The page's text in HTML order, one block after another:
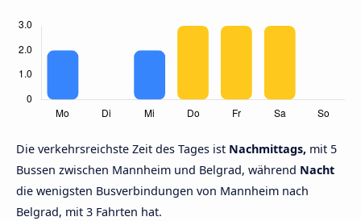
Die verkehrsreichste Zeit des Tages ist Nachmittags, mit 5
Bussen zwischen Mannheim und Belgrad, während Nacht
die wenigsten Busverbindungen von Mannheim nach
Belgrad, mit 3 Fahrten hat.